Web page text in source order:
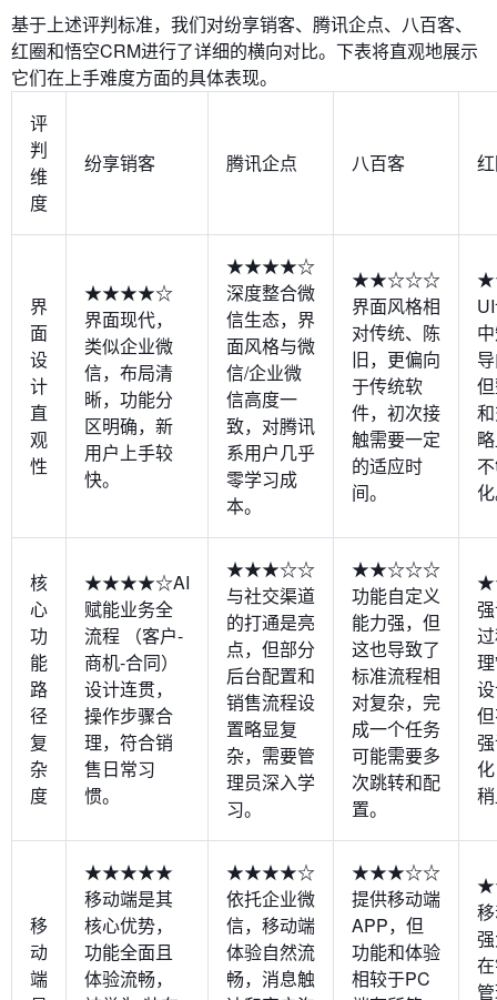
基于上述评判标准，我们对纷享销客、腾讯企点、八百客、
红圈和悟空CRM进行了详细的横向对比。下表将直观地展示
它们在上手难度方面的具体表现。
评
判
维
度
纷享销客 腾讯企点 八百客
界
面
设
计
直
观
性
★★★★☆
界面现代，
类似企业微
信，布局清
晰，功能分
区明确，新
用户上手较
快。
★★★★☆
深度整合微
信生态，界
面风格与微
信/企业微
信高度一
致，对腾讯
系用户几乎
零学习成
本。
★★☆☆☆
界面风格相
对传统、陈
旧，更偏向
于传统软
件，初次接
触需要一定
的适应时
间。
核
心
功
能
路
径
复
杂
度
★★★★☆AI
赋能业务全
流程 （客户-
商机-合同）
设计连贯，
操作步骤合
理，符合销
售日常习
惯。
★★★☆☆
与社交渠道
的打通是亮
点，但部分
后台配置和
销售流程设
置略显复
杂，需要管
理员深入学
习。
★★☆☆☆
功能自定义
能力强，但
这也导致了
标准流程相
对复杂，完
成一个任务
可能需要多
次跳转和配
置。
移
动
端
★★★★★
移动端是其
核心优势，
功能全面且
体验流畅，
★★★★☆
依托企业微
信，移动端
体验自然流
畅，消息触
★★★☆☆
提供移动端
APP，但
功能和体验
相较于PC